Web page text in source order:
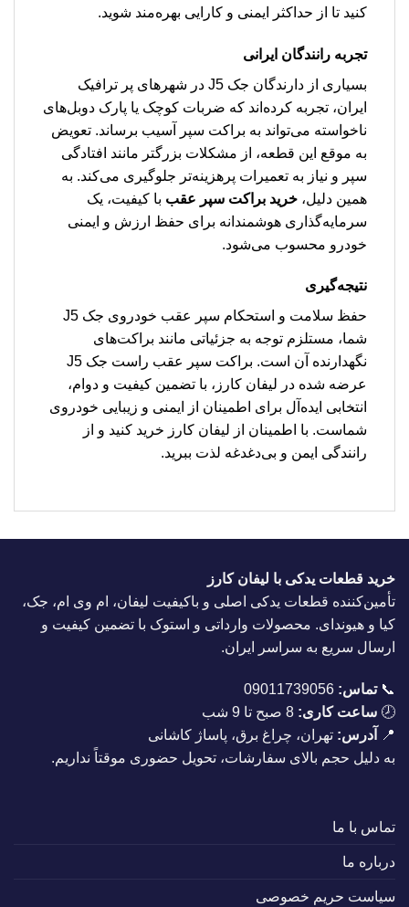
کنید تا از حداکثر ایمنی و کارایی بهره‌مند شوید.
تجربه رانندگان ایرانی
بسیاری از دارندگان جک J5 در شهرهای پر ترافیک
ایران، تجربه کرده‌اند که ضربات کوچک یا پارک دوبل‌های
ناخواسته می‌تواند به براکت سپر آسیب برساند. تعویض
به موقع این قطعه، از مشکلات بزرگتر مانند افتادگی
سپر و نیاز به تعمیرات پرهزینه‌تر جلوگیری می‌کند. به
همین دلیل، خرید براکت سپر عقب با کیفیت، یک
سرمایه‌گذاری هوشمندانه برای حفظ ارزش و ایمنی
خودرو محسوب می‌شود.
نتیجه‌گیری
حفظ سلامت و استحکام سپر عقب خودروی جک J5
شما، مستلزم توجه به جزئیاتی مانند براکت‌های
نگهدارنده آن است. براکت سپر عقب راست جک J5
عرضه شده در لیفان کارز، با تضمین کیفیت و دوام،
انتخابی ایده‌آل برای اطمینان از ایمنی و زیبایی خودروی
شماست. با اطمینان از لیفان کارز خرید کنید و از
رانندگی ایمن و بی‌دغدغه لذت ببرید.
خرید قطعات یدکی با لیفان کارز
تأمین‌کننده قطعات یدکی اصلی و باکیفیت لیفان، ام وی ام، جک،
کیا و هیوندای. محصولات وارداتی و استوک با تضمین کیفیت و
ارسال سریع به سراسر ایران.
📞تماس: 09011739056
🕗 ساعت کاری:
📍
آدرس: تهران، چراغ برق، پاساژ کاشانی
به دلیل حجم بالای سفارشات، تحویل حضوری موقتاً نداریم.
تماس با ما
درباره ما
سیاست حریم خصوصی